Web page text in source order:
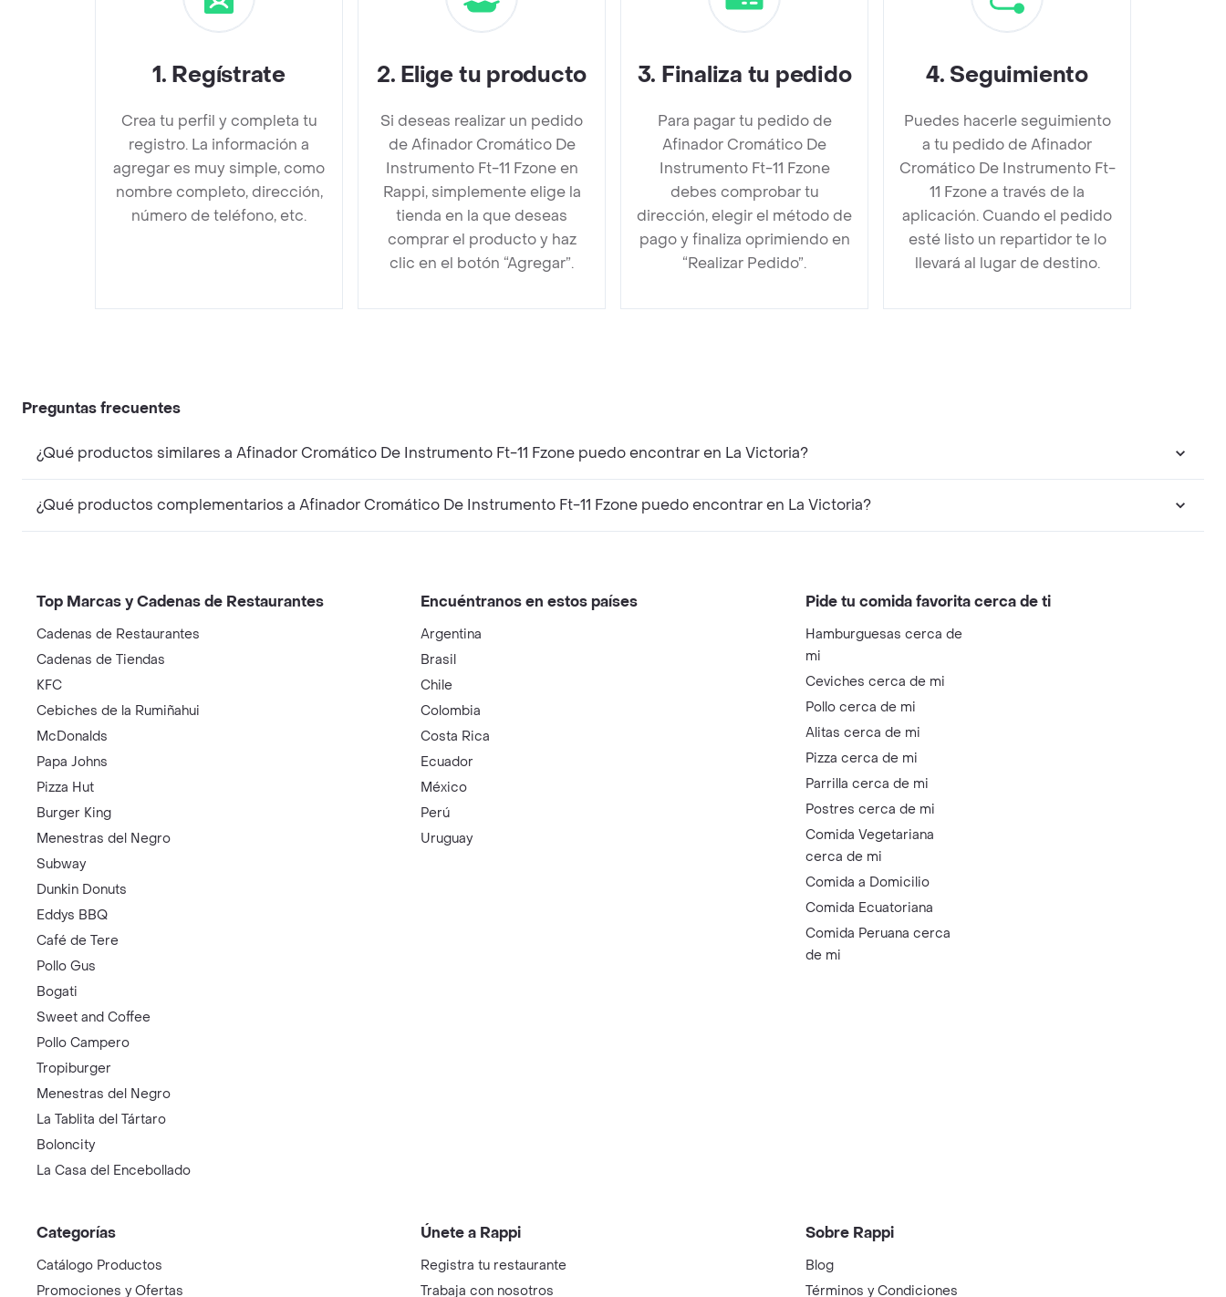
1. Regístrate
Crea tu perfil y completa tu
registro. La información a
agregar es muy simple, como
nombre completo, dirección,
número de teléfono, etc.
2. Elige tu producto
Si deseas realizar un pedido
de Afinador Cromático De
Instrumento Ft-11 Fzone en
Rappi, simplemente elige la
tienda en la que deseas
comprar el producto y haz
clic en el botón “Agregar”.
3. Finaliza tu pedido
Para pagar tu pedido de
Afinador Cromático De
Instrumento Ft-11 Fzone
debes comprobar tu
dirección, elegir el método de
pago y finaliza oprimiendo en
“Realizar Pedido”.
4. Seguimiento
Puedes hacerle seguimiento
a tu pedido de Afinador
Cromático De Instrumento Ft-
11 Fzone a través de la
aplicación. Cuando el pedido
esté listo un repartidor te lo
llevará al lugar de destino.
Preguntas frecuentes
¿Qué productos similares a Afinador Cromático De Instrumento Ft-11 Fzone puedo encontrar en La Victoria?
¿Qué productos complementarios a Afinador Cromático De Instrumento Ft-11 Fzone puedo encontrar en La Victoria?
Top Marcas y Cadenas de Restaurantes
Cadenas de Restaurantes
Cadenas de Tiendas
KFC
Cebiches de la Rumiñahui
McDonalds
Papa Johns
Pizza Hut
Burger King
Menestras del Negro
Subway
Dunkin Donuts
Eddys BBQ
Café de Tere
Pollo Gus
Bogati
Sweet and Coffee
Pollo Campero
Tropiburger
Menestras del Negro
La Tablita del Tártaro
Boloncity
La Casa del Encebollado
Encuéntranos en estos países
Argentina
Brasil
Chile
Colombia
Costa Rica
Ecuador
México
Perú
Uruguay
Pide tu comida favorita cerca de ti
Hamburguesas cerca de
mi
Ceviches cerca de mi
Pollo cerca de mi
Alitas cerca de mi
Pizza cerca de mi
Parrilla cerca de mi
Postres cerca de mi
Comida Vegetariana
cerca de mi
Comida a Domicilio
Comida Ecuatoriana
Comida Peruana cerca
de mi
Categorías
Catálogo Productos
Promociones y Ofertas
Únete a Rappi
Registra tu restaurante
Trabaja con nosotros
Sobre Rappi
Blog
Términos y Condiciones